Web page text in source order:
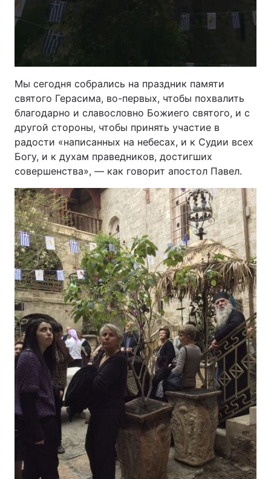
Мы сегодня собрались на праздник памяти
святого Герасима, во-первых, чтобы похвалить
благодарно и славословно Божиего святого, и с
другой стороны, чтобы принять участие в
радости «написанных на небесах, и к Судии всех
Богу, и к духам праведников, достигших
совершенства», — как говорит апостол Павел.